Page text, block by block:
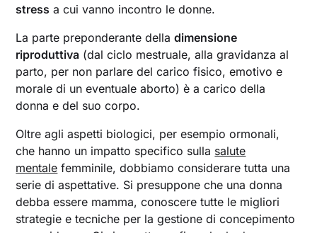
stress a cui vanno incontro le donne.
La parte preponderante delladimensione
riproduttiva (dal ciclo mestruale, alla gravidanza al
parto, per non parlare del carico fisico, emotivo e
morale di un eventuale aborto) è a carico della
donna e del suo corpo.
Oltre agli aspetti biologici, per esempio ormonali,
che hanno un impatto specifico sulla salute
mentale femminile, dobbiamo considerare tutta una
serie di aspettative. Si presuppone che una donna
debba essere mamma, conoscere tutte le migliori
strategie e tecniche per la gestione di concepimento